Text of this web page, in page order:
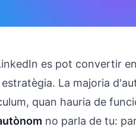
es pot convertir
La majoria
quan hauria de
no parla de tu: